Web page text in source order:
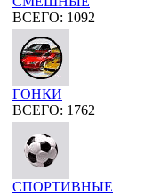
ВСЕГО: 1092
ГОНКИ
ВСЕГО: 1762
СПОРТИВНЫЕ